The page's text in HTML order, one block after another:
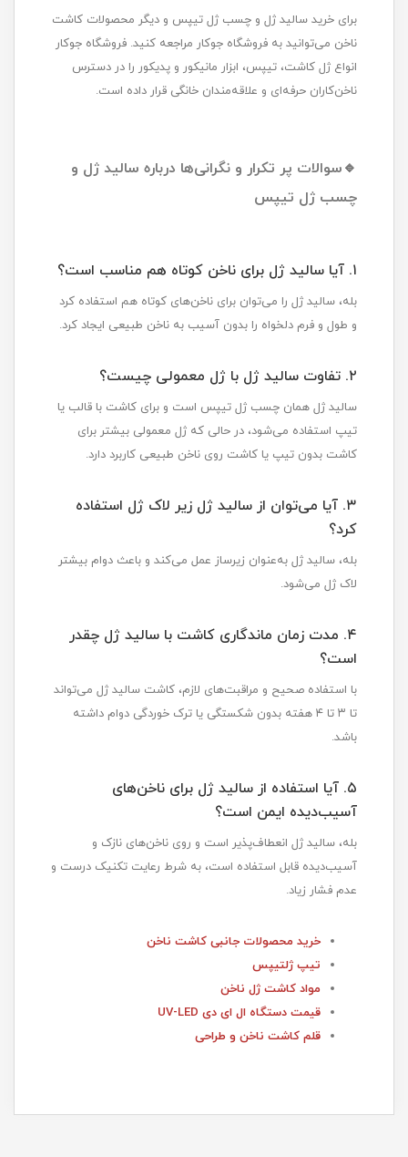
برای خرید سالید ژل و چسب ژل تیپس و دیگر محصولات کاشت
ناخن می‌توانید به فروشگاه جوکار مراجعه کنید. فروشگاه جوکار
انواع ژل کاشت، تیپس، ابزار مانیکور و پدیکور را در دسترس
ناخن‌کاران حرفه‌ای و علاقه‌مندان خانگی قرار داده است.
🔹سوالات پر تکرار و نگرانی‌ها درباره سالید ژل و
چسب ژل تیپس
۱. آیا سالید ژل برای ناخن کوتاه هم مناسب است؟
بله، سالید ژل را می‌توان برای ناخن‌های کوتاه هم استفاده کرد
و طول و فرم دلخواه را بدون آسیب به ناخن طبیعی ایجاد کرد.
۲. تفاوت سالید ژل با ژل معمولی چیست؟
سالید ژل همان چسب ژل تیپس است و برای کاشت با قالب یا
تیپ استفاده می‌شود، در حالی که ژل معمولی بیشتر برای
کاشت بدون تیپ یا کاشت روی ناخن طبیعی کاربرد دارد.
۳. آیا می‌توان از سالید ژل زیر لاک ژل استفاده
کرد؟
بله، سالید ژل به‌عنوان زیرساز عمل می‌کند و باعث دوام بیشتر
لاک ژل می‌شود.
۴. مدت زمان ماندگاری کاشت با سالید ژل چقدر
است؟
با استفاده صحیح و مراقبت‌های لازم، کاشت سالید ژل می‌تواند
تا ۳ تا ۴ هفته بدون شکستگی یا ترک خوردگی دوام داشته
باشد.
۵. آیا استفاده از سالید ژل برای ناخن‌های
آسیب‌دیده ایمن است؟
بله، سالید ژل انعطاف‌پذیر است و روی ناخن‌های نازک و
آسیب‌دیده قابل استفاده است، به شرط رعایت تکنیک درست و
عدم فشار زیاد.
خرید محصولات جانبی کاشت ناخن
تیپ ژلتیپس
مواد کاشت ژل ناخن
قیمت دستگاه ال ای دی UV-LED
قلم کاشت ناخن و طراحی